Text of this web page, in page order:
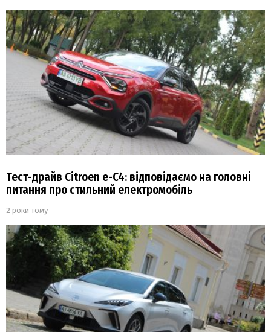
Тест-драйв Citroen e-C4: відповідаємо на головні
питання про стильний електромобіль
2 роки тому